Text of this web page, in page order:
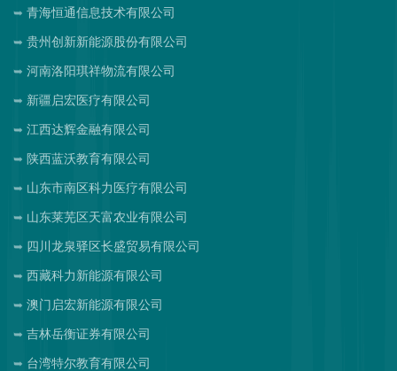
青海恒通信息技术有限公司
贵州创新新能源股份有限公司
河南洛阳琪祥物流有限公司
新疆启宏医疗有限公司
江西达辉金融有限公司
陕西蓝沃教育有限公司
山东市南区科力医疗有限公司
山东莱芜区天富农业有限公司
四川龙泉驿区长盛贸易有限公司
西藏科力新能源有限公司
澳门启宏新能源有限公司
吉林岳衡证券有限公司
台湾特尔教育有限公司